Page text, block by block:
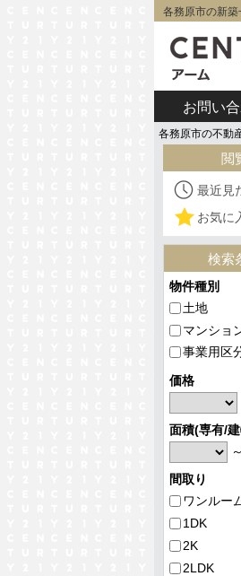
各務原市の新
お問い
各務原市の不動
閲
最近見
お気に
検索
物件種別
土地
マンショ
事業用区
価格
面積(専有/
～
間取り
ワンルー
1DK
2K
2LDK